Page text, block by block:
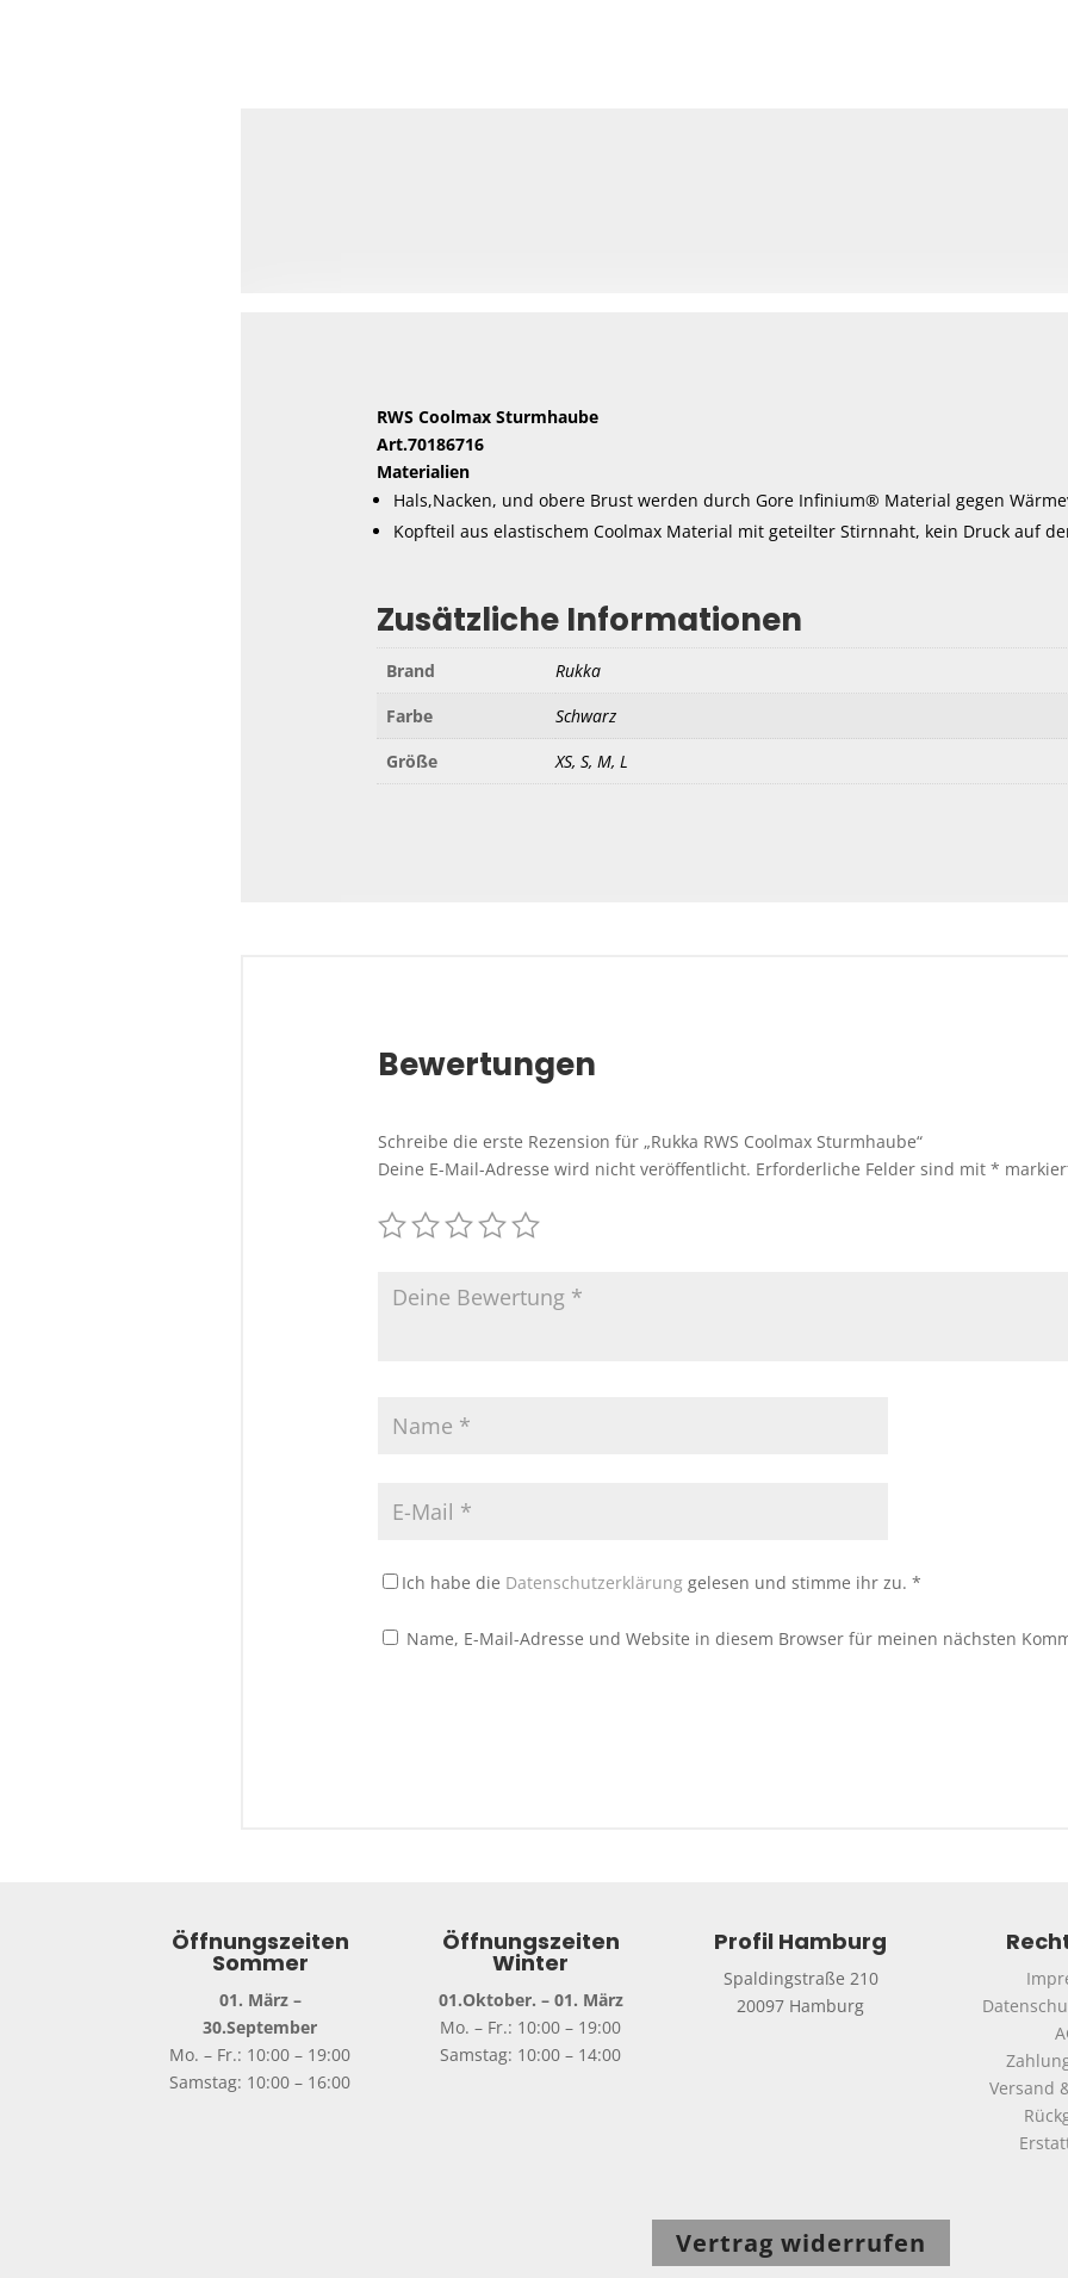
RWS Coolmax Sturmhaube
Art.70186716
Materialien
Hals,Nacken, und obere Brust werden durch Gore Infinium® Material gegen
Kopfteil aus elastischem Coolmax Material mit geteilter Stirnnaht, kein Druck auf
Zusätzliche Informationen
Brand
Rukka
Farbe
Schwarz
Größe
XS, S, M, L
Bewertungen
Schreibe die erste Rezension für „Rukka RWS Coolmax Sturmhaube“
Deine E-Mail-Adresse wird nicht veröffentlicht. Erforderliche Felder sind mit*
Ich habe die Datenschutzerklärung gelesen und stimme ihr zu. *
Name, E-Mail-Adresse und Website in diesem Browser für meinen nächsten
Öffnungszeiten
Sommer
01. März –
30.September
Mo. – Fr.: 10:00 – 19:00
Samstag: 10:00 – 16:00
Öffnungszeiten
Winter
01.Oktober. – 01. März
Mo. – Fr.: 10:00 – 19:00
Samstag: 10:00 – 14:00
Profil Hamburg
Spaldingstraße 210
20097 Hamburg
Versand
Vertrag widerrufen